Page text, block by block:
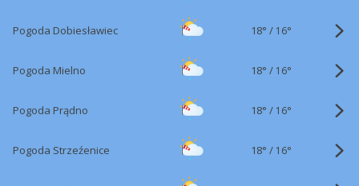
Pogoda Dobiesławiec 18° / 16°
Pogoda Mielno 18° / 16°
Pogoda Prądno 18° / 16°
Pogoda Strzeźenice 18° / 16°